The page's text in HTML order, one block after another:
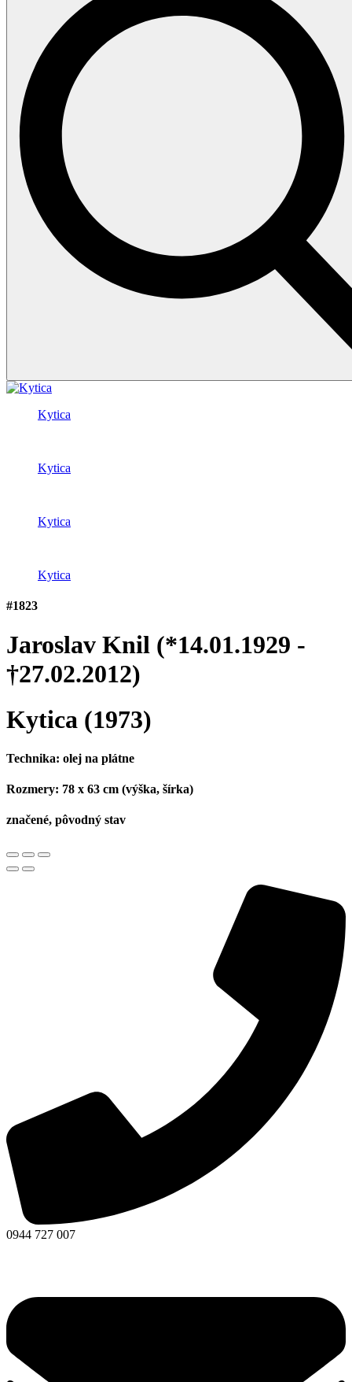
Kytica
Kytica
Kytica
Kytica
#1823
Jaroslav Knil (*14.01.1929 -
†27.02.2012)
Kytica (1973)
Technika: olej na plátne
Rozmery: 78 x 63 cm (výška, šírka)
značené, pôvodný stav
0944 727 007